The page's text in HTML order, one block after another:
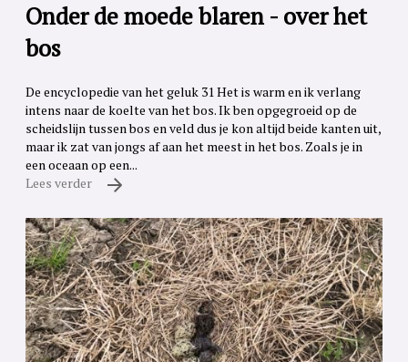
Onder de moede blaren - over het
bos
De encyclopedie van het geluk 31 Het is warm en ik verlang
intens naar de koelte van het bos. Ik ben opgegroeid op de
scheidslijn tussen bos en veld dus je kon altijd beide kanten uit,
maar ik zat van jongs af aan het meest in het bos. Zoals je in
een oceaan op een...
Lees verder